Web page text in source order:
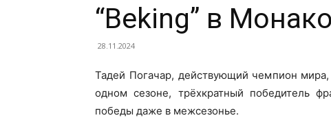
и
ремонта
“Beking” в Монако
28.11.2024
Тадей Погачар, действующий чемпион
одном сезоне, трёхкратный победитель
победы даже в межсезонье.